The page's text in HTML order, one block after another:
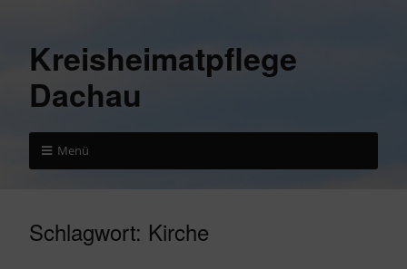
Kreisheimatpflege
Dachau
Menü
Schlagwort: Kirche